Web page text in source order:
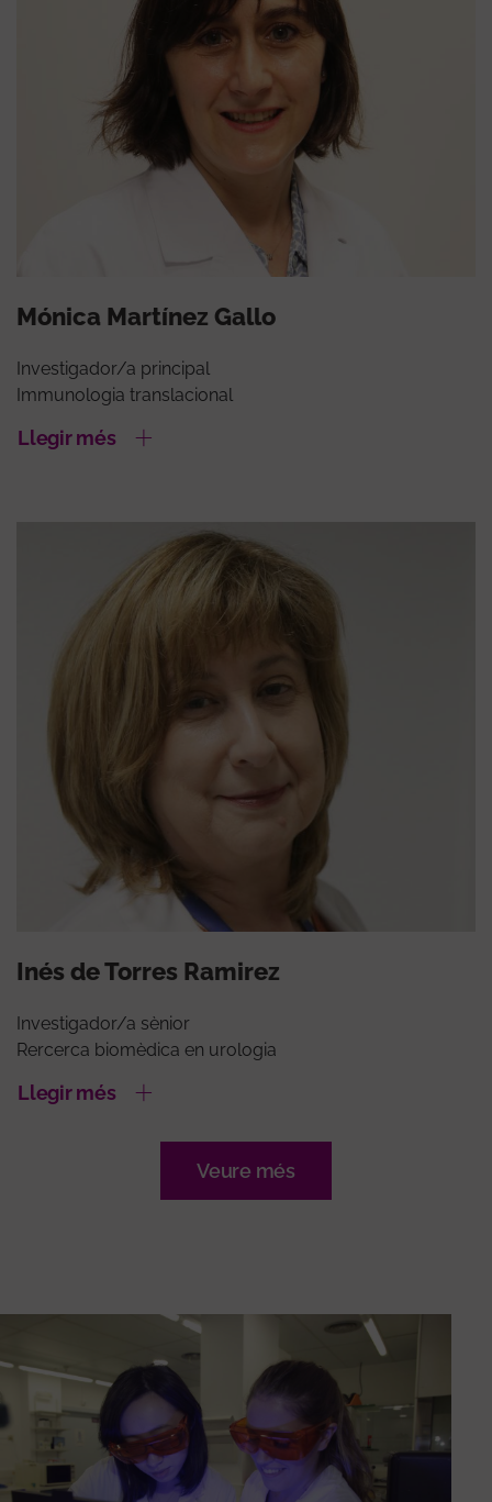
Mónica Martínez Gallo
Investigador/a principal
Immunologia translacional
Llegir més
Inés de Torres Ramirez
Investigador/a sènior
Rercerca biomèdica en urologia
Llegir més
Veure més